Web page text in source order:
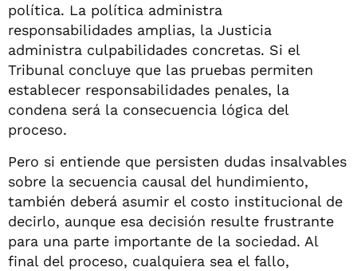
política. La política administra
responsabilidades amplias, la Justicia
administra culpabilidades concretas. Si el
Tribunal concluye que las pruebas permiten
establecer responsabilidades penales, la
condena será la consecuencia lógica del
proceso.
Pero si entiende que persisten dudas insalvables
sobre la secuencia causal del hundimiento,
también deberá asumir el costo institucional de
decirlo, aunque esa decisión resulte frustrante
para una parte importante de la sociedad. Al
final del proceso, cualquiera sea el fallo,